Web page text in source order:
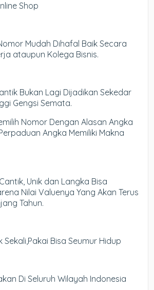
Shop
Mudah Dihafal Baik Secara
ataupun Kolega Bisnis.
Bukan Lagi Dijadikan Sekedar
Gengsi Semata.
Nomor Dengan Alasan Angka
Angka Memiliki Makna
Unik dan Langka Bisa
Nilai Valuenya Yang Akan Terus
Tahun.
Sekali,Pakai Bisa Seumur Hidup
Di Seluruh Wilayah Indonesia